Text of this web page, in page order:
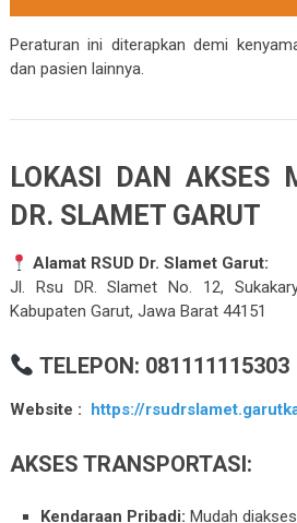
Peraturan ini diterapkan demi
dan pasien lainnya.
LOKASI DAN AKSES
DR. SLAMET GARUT
Alamat RSUD Dr. Slamet Garut:
Jl. Rsu DR. Slamet No. 12,
Kabupaten Garut, Jawa Barat 44151
TELEPON: 081111115303
Website : https://
AKSES TRANSPORTASI:
Kendaraan Pribadi: Mudah